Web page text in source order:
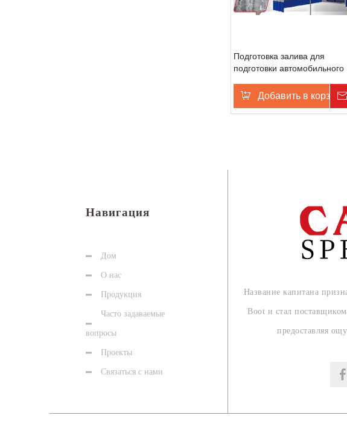
Подготовка залива для
подготовки автомобильного
Добавить в корзину
Навигация
Дом
О нас
Продукция
Часто задаваемые
вопросы
Проекты
Связаться с нами
Название капитана
Boot и стал
предоставляя